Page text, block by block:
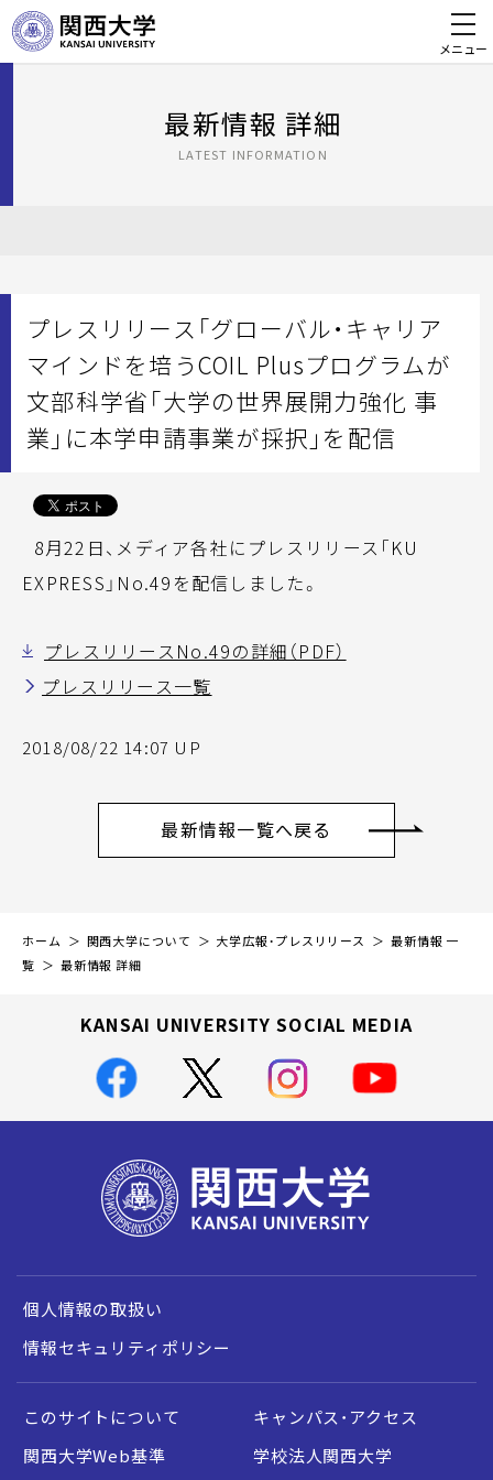
メニュー
最新情報 詳細
LATEST INFORMATION
プレスリリース「グローバル・キャリア
マインドを培うCOIL Plusプログラムが
文部科学省「大学の世界展開力強化 事
業」に本学申請事業が採択」を配信
8月22日、メディア各社にプレスリリース「KU
EXPRESS」No.49を配信しました。
プレスリリースNo.49の詳細（PDF）
プレスリリース一覧
2018/08/22 14:07 UP
最新情報一覧へ戻る
ホーム 関西大学について 大学広報・プレスリリース
最新情報 一
覧
最新情報 詳細
KANSAI UNIVERSITY SOCIAL MEDIA
個人情報の取扱い
情報セキュリティポリシー
このサイトについて
キャンパス・アクセス
関西大学Web基準
学校法人関西大学